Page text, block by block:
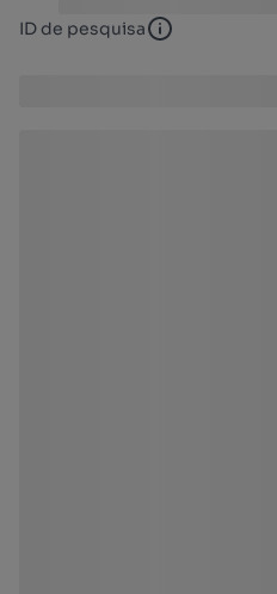
ID de pesquisa ID de pesquisa